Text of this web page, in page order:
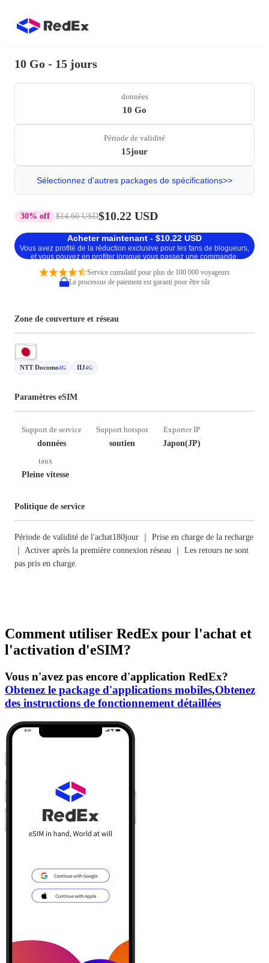
10 Go - 15 jours
données
10 Go
Période de validité
15jour
Sélectionnez d'autres packages de spécifications>>
30% off $14.60 USD$10.22 USD
Acheter maintenant - $10.22 USD
Vous avez profité de la réduction exclusive pour les fans de blogueurs,
et vous pouvez en profiter lorsque vous passez une commande.
Service cumulatif pour plus de 100 000 voyageurs
Le processus de paiement est garanti pour être sûr
Zone de couverture et réseau
NTT Docomo4G IIJ4G
Paramètres eSIM
Support de service
données
Support hotspot
soutien
Exporter IP
Japon(JP)
taux
Pleine vitesse
Politique de service
Période de validité de l'achat180jour ｜ Prise en charge de la recharge
｜ Activer après la première connexion réseau ｜ Les retours ne sont
pas pris en charge.
Comment utiliser RedEx pour l'achat et
l'activation d'eSIM?
Vous n'avez pas encore d'application RedEx?
Obtenez le package d'applications mobiles,Obtenez
des instructions de fonctionnement détaillées